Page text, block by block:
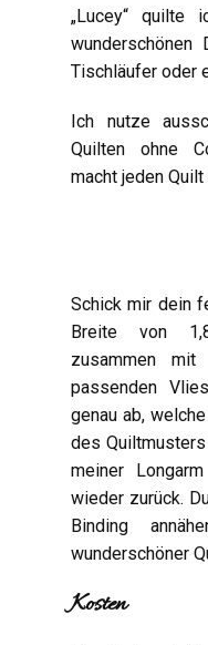
„Lucey“ quilte
wunderschönen
Tischläufer oder
Ich nutze
Quilten ohne
macht jeden
Schick mir dein
Breite von
zusammen
passenden
genau ab,
des
meiner
wieder zurück.
Binding
wunderschöner
Kosten